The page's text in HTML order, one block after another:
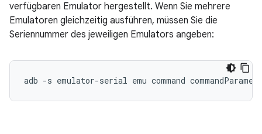
verfügbaren Emulator hergestellt. Wenn Sie mehrere
Emulatoren gleichzeitig ausführen, müssen Sie die
Seriennummer des jeweiligen Emulators angeben: